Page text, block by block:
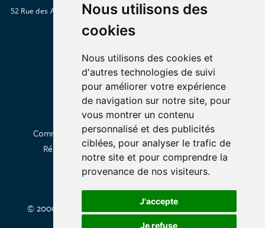
Nous utilisons des
cookies
Nous utilisons des cookies et
d'autres technologies de suivi
pour améliorer votre expérience
de navigation sur notre site, pour
vous montrer un contenu
personnalisé et des publicités
ciblées, pour analyser le trafic de
notre site et pour comprendre la
provenance de nos visiteurs.
J'accepte
Je refuse
52 Rue des Abbesses 75018 Paris Métro : Abbesses, Blanche ou Pigalle
Tél. : 01 46 06 28 15
Commander en livraison Click & Collect À propos
Réserver une table Privatiser Contactez-nous
© 2000-2026 - Tous droits réservés -Mentions légales
-
Conditions d'utilisation